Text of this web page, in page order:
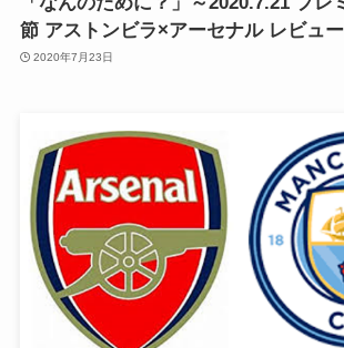
節 アストンビラ×アーセナル レビュー
2020年7月23日